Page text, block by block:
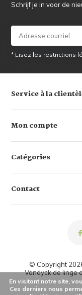
Schrijf je in voor de
* Lisez les restrictions
Service à la
Mon compte
Catégories
Contact
© Copyright
Vandyck de linge
En visitant notre site,
Ces derniers nous